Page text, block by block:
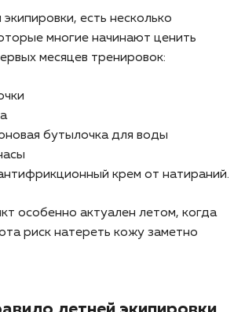
есть несколько
многие начинают ценить
месяцев тренировок:
бутылочка для воды
крем от натираний.
особенно актуален летом, когда
риск натереть кожу заметно